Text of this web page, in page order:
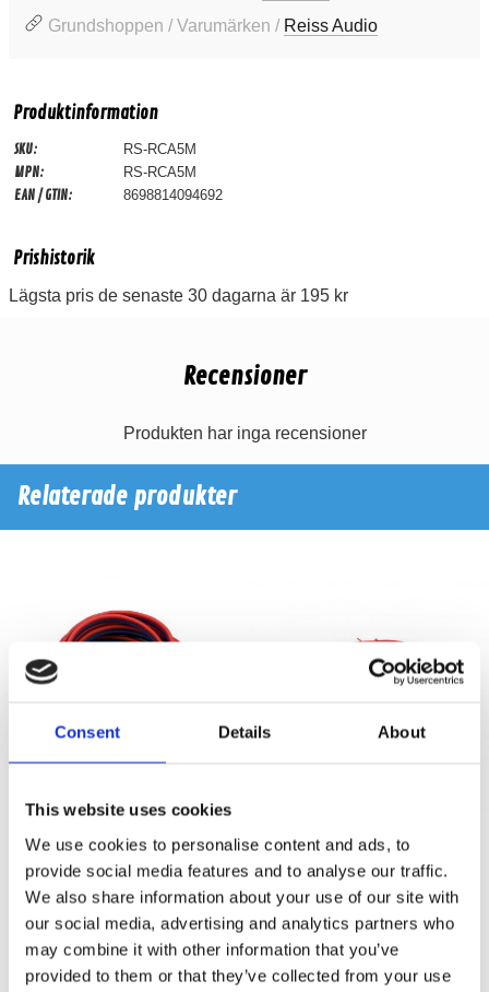
Consent Details About
This website uses cookies
We use cookies to personalise content and ads, to
provide social media features and to analyse our traffic.
We also share information about your use of our site with
our social media, advertising and analytics partners who
may combine it with other information that you’ve
provided to them or that they’ve collected from your use
Grundshoppen / Varumärken / Reiss Audio
Produktinformation
SKU: RS-RCA5M
MPN: RS-RCA5M
EAN / GTIN: 8698814094692
Prishistorik
Lägsta pris de senaste 30 dagarna är 195 kr
Recensioner
Produkten har inga recensioner
Relaterade produkter
Reiss RS-RCA2M
2,5m RCA kabel
Finns i lagershop Göteborg
Reiss RS-RCA1M
Snabblager 1-3 dagar
Finns i lagershop Göteborg